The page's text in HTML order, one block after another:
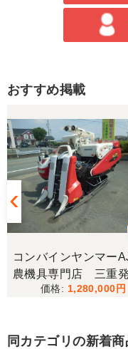
おすすめ掲載
コンバインヤンマー
農機具専門店 三重
備済み
1,280,000
同カテゴリの新着商